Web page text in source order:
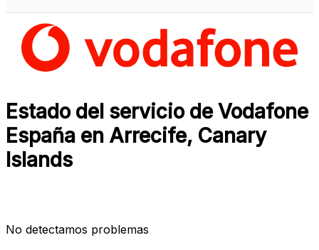
Estado del servicio de Vodafone
España en Arrecife, Canary
Islands
No detectamos problemas